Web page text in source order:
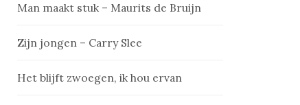
Man maakt stuk – Maurits de Bruijn
Zijn jongen – Carry Slee
Het blijft zwoegen, ik hou ervan